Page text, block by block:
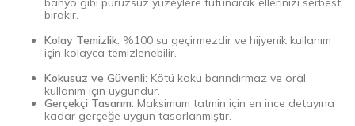
bırakır.
Kolay Temizlik: %100 su geçirmezdir ve hijyenik kullanım
için kolayca temizlenebilir.
Kokusuz ve Güvenli: Kötü koku barındırmaz ve oral
kullanım için uygundur.
Gerçekçi Tasarım: Maksimum tatmin için en ince detayına
kadar gerçeğe uygun tasarlanmıştır.